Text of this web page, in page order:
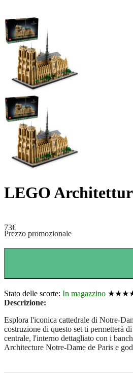
LEGO
73€
Prezzo promozionale
Stato delle scorte: In magazzino
Descrizione:
Esplora l'iconica cattedrale di Notre-
costruzione di questo set ti permetterà
centrale, l'interno dettagliato con i
Architecture Notre-Dame de Paris e